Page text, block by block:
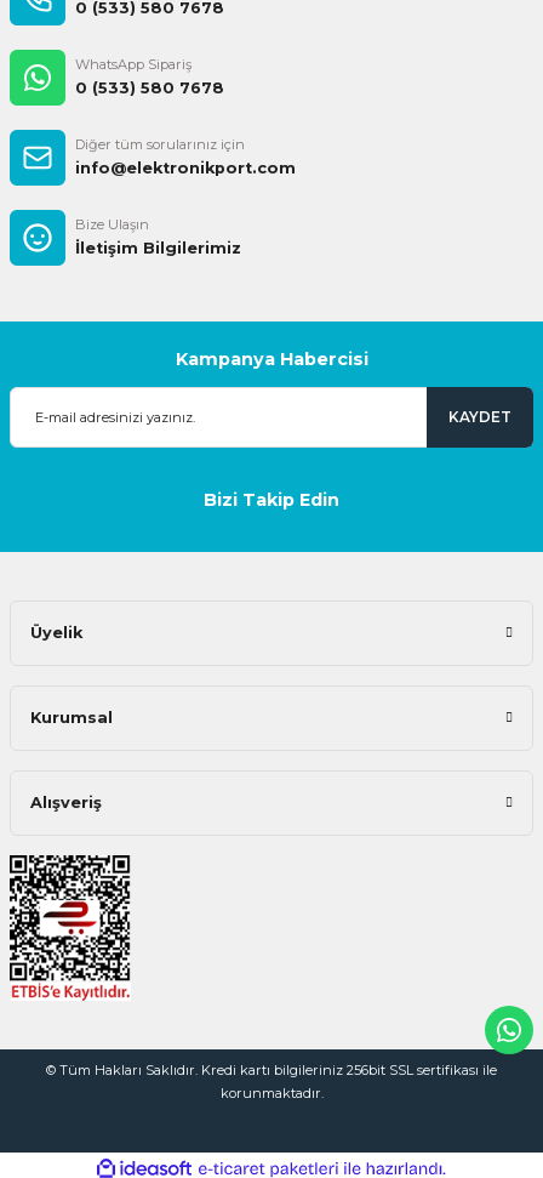
0 (533) 580 7678
WhatsApp Sipariş
0 (533) 580 7678
Diğer tüm sorularınız için
info@elektronikport.com
Bize Ulaşın
İletişim Bilgilerimiz
Kampanya Habercisi
KAYDET
Bizi Takip Edin
Üyelik
Kurumsal
Alışveriş
© Tüm Hakları Saklıdır. Kredi kartı bilgileriniz 256bit SSL sertifikası ile
korunmaktadır.
ideasoft e-